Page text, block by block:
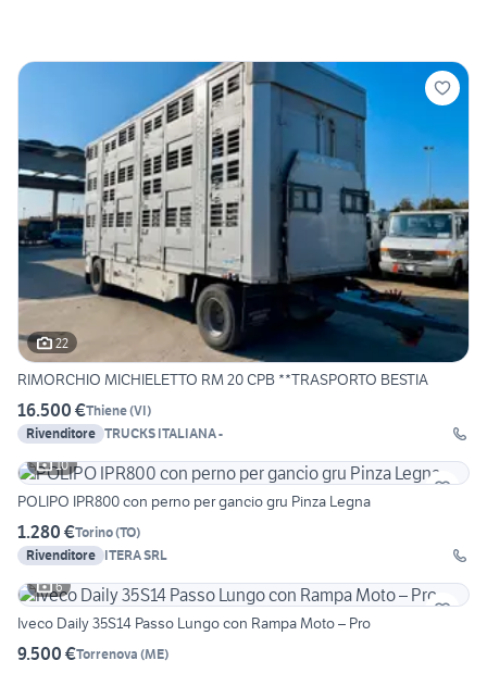
22
RIMORCHIO MICHIELETTO RM 20 CPB **TRASPORTO BESTIA
16.500 €Thiene(VI)
Rivenditore TRUCKS ITALIANA -
10
POLIPO IPR800 con perno per gancio gru Pinza Legna
1.280 €Torino(TO)
Rivenditore ITERA SRL
6
Iveco Daily 35S14 Passo Lungo con Rampa Moto – Pro
9.500 €Torrenova (ME)